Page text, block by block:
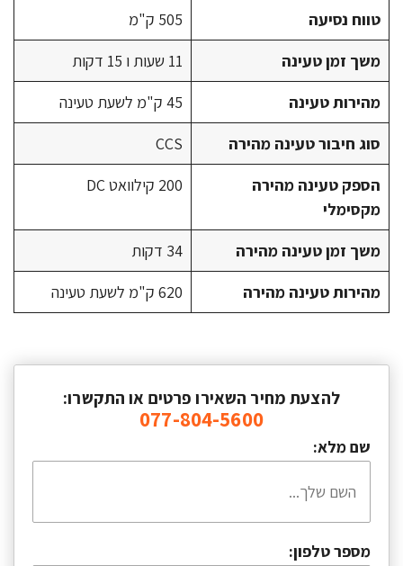
טווח נסיעה
505 ק"מ
משך זמן טעינה
11 שעות ו 15 דקות
מהירות טעינה
45 ק"מ לשעת טעינה
סוג חיבור טעינה מהירה
CCS
הספק טעינה מהירה
מקסימלי
200 קילוואט DC
משך זמן טעינה מהירה
34 דקות
מהירות טעינה מהירה
620 ק"מ לשעת טעינה
להצעת מחיר השאירו פרטים או התקשרו:
077-804-5600
שם מלא:
מספר טלפון: